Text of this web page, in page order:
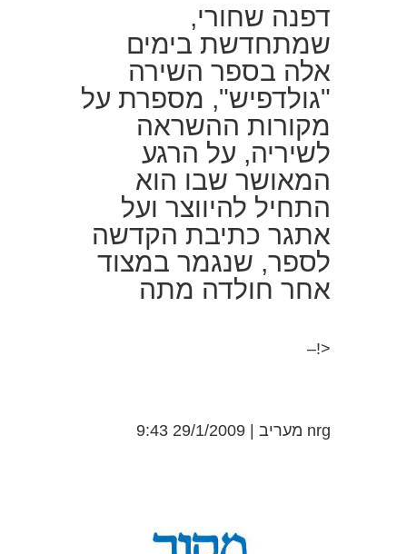
דפנה שחורי,
שמתחדשת בימים
אלה בספר השירה
"גולדפיש", מספרת על
מקורות ההשראה
לשיריה, על הרגע
המאושר שבו הוא
התחיל להיווצר ועל
אתגר כתיבת הקדשה
לספר, שנגמר במצוד
אחר חולדה מתה
<!–
nrg מעריב |
29/1/2009 9:43